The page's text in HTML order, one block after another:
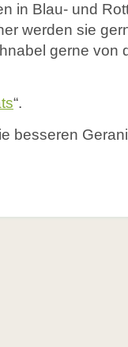
in Blau- und
werden sie
gerne von
“.
besseren